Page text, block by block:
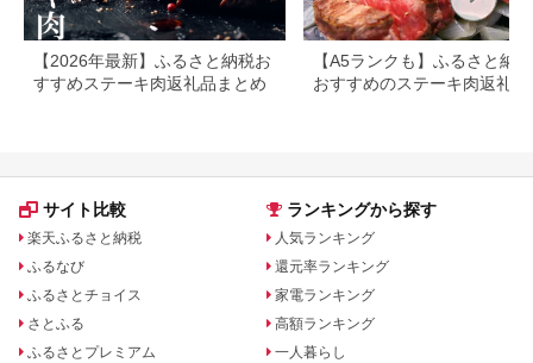
【2026年最新】ふるさと納税お
すすめステーキ肉返礼品まとめ
【A5ランクも】ふるさと納
おすすめのステーキ肉返礼品
サイト比較
楽天ふるさと納税
ふるなび
ふるさとチョイス
さとふる
ふるさとプレミアム
ランキングから探す
人気ランキング
還元率ランキング
家電ランキング
高額ランキング
一人暮らし